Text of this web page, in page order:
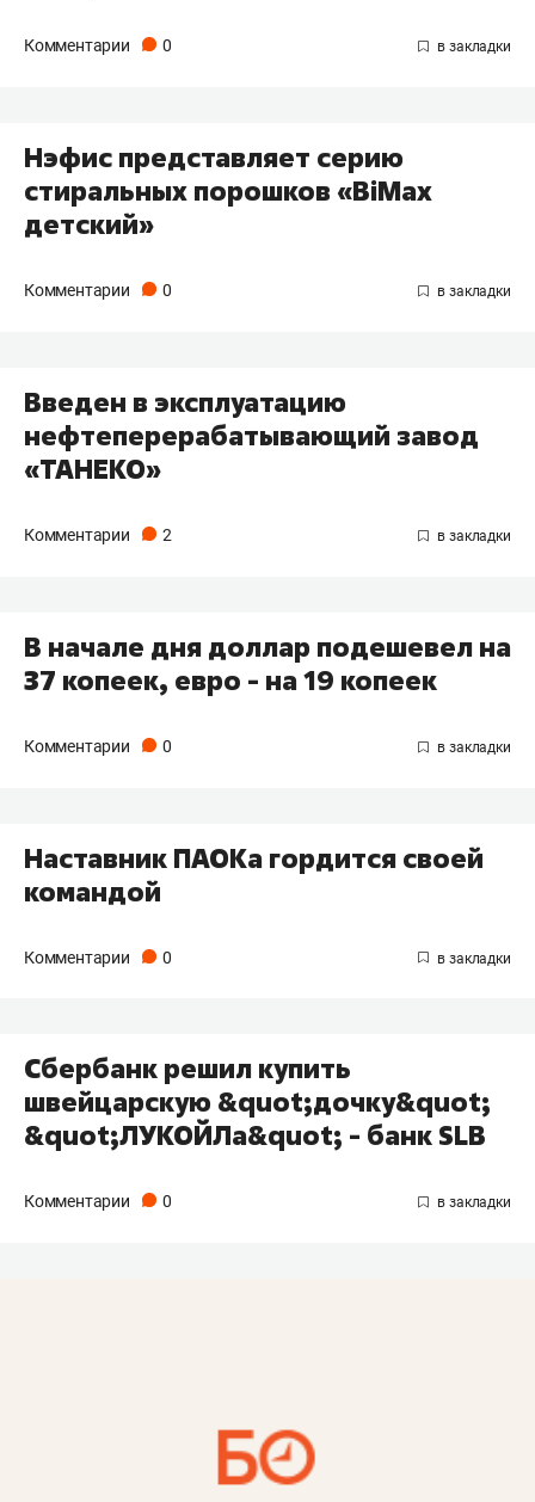
Комментарии 0
Нэфис представляет серию
стиральных порошков «BiMax
детский»
Комментарии 0
Введен в эксплуатацию
нефтеперерабатывающий завод
«ТАНЕКО»
Комментарии 2
В начале дня доллар подешевел на
37 копеек, евро - на 19 копеек
Комментарии 0
Наставник ПАОКа гордится своей
командой
Комментарии 0
Сбербанк решил купить
швейцарскую &quot;дочку&quot;
&quot;ЛУКОЙЛа&quot; - банк SLB
Комментарии 0